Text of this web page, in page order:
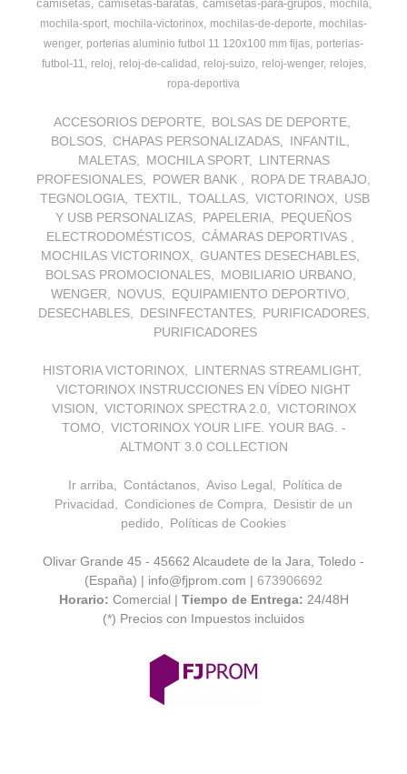
camisetas camisetas-baratas camisetas-para-grupos
mochila
mochila-sport mochila-victorinox mochilas-de-deporte
mochilas-
wenger porterias aluminio futbol 11 120x100 mm fijas porterias-
futbol-11
reloj reloj-de-calidad reloj-suizo reloj-wenger
relojes
ropa-deportiva
ACCESORIOS DEPORTE
BOLSAS DE DEPORTE
BOLSOS
CHAPAS PERSONALIZADAS
INFANTIL
MALETAS
MOCHILA SPORT
LINTERNAS
PROFESIONALES
POWER BANK
ROPA DE TRABAJO
TEGNOLOGIA
TEXTIL TOALLAS VICTORINOX
USB
Y USB PERSONALIZAS
PAPELERIA
PEQUEÑOS
ELECTRODOMÉSTICOS
CÁMARAS DEPORTIVAS
MOCHILAS VICTORINOX
GUANTES DESECHABLES
BOLSAS PROMOCIONALES
MOBILIARIO URBANO
WENGER
NOVUS
EQUIPAMIENTO DEPORTIVO
DESECHABLES
DESINFECTANTES
PURIFICADORES
PURIFICADORES
HISTORIA VICTORINOX
LINTERNAS STREAMLIGHT
VICTORINOX INSTRUCCIONES EN VÍDEO NIGHT
VISION
VICTORINOX SPECTRA 2.0
VICTORINOX
TOMO
VICTORINOX YOUR LIFE. YOUR BAG. -
ALTMONT 3.0 COLLECTION
Ir arriba Contáctanos Aviso Legal
Política de
Privacidad
Condiciones de Compra
Desistir de un
pedido
Políticas de Cookies
Olivar Grande 45 - 45662 Alcaudete de la Jara, Toledo -
(España) | info@fjprom.com | 673906692
Horario: Comercial | Tiempo de Entrega: 24/48H
(*) Precios con Impuestos incluidos